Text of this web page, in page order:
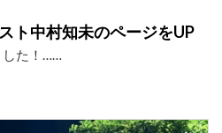
ト中村知未のページをUP
した！……